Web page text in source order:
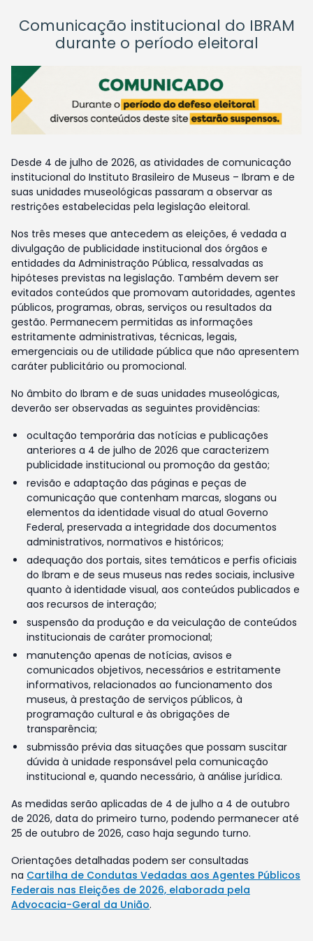
Comunicação institucional do IBRAM
durante o período eleitoral
Desde 4 de julho de 2026, as atividades de comunicação
institucional do Instituto Brasileiro de Museus – Ibram e de
suas unidades museológicas passaram a observar as
restrições estabelecidas pela legislação eleitoral.
Nos três meses que antecedem as eleições, é vedada a
divulgação de publicidade institucional dos órgãos e
entidades da Administração Pública, ressalvadas as
hipóteses previstas na legislação. Também devem ser
evitados conteúdos que promovam autoridades, agentes
públicos, programas, obras, serviços ou resultados da
gestão. Permanecem permitidas as informações
estritamente administrativas, técnicas, legais,
emergenciais ou de utilidade pública que não apresentem
caráter publicitário ou promocional.
No âmbito do Ibram e de suas unidades museológicas,
deverão ser observadas as seguintes providências:
ocultação temporária das notícias e publicações
anteriores a 4 de julho de 2026 que caracterizem
publicidade institucional ou promoção da gestão;
revisão e adaptação das páginas e peças de
comunicação que contenham marcas, slogans ou
elementos da identidade visual do atual Governo
Federal, preservada a integridade dos documentos
administrativos, normativos e históricos;
adequação dos portais, sites temáticos e perfis oficiais
do Ibram e de seus museus nas redes sociais, inclusive
quanto à identidade visual, aos conteúdos publicados e
aos recursos de interação;
suspensão da produção e da veiculação de conteúdos
institucionais de caráter promocional;
manutenção apenas de notícias, avisos e
comunicados objetivos, necessários e estritamente
informativos, relacionados ao funcionamento dos
museus, à prestação de serviços públicos, à
programação cultural e às obrigações de
transparência;
submissão prévia das situações que possam suscitar
dúvida à unidade responsável pela comunicação
institucional e, quando necessário, à análise jurídica.
As medidas serão aplicadas de 4 de julho a 4 de outubro
de 2026, data do primeiro turno, podendo permanecer até
25 de outubro de 2026, caso haja segundo turno.
Orientações detalhadas podem ser consultadas
na Cartilha de Condutas Vedadas aos Agentes Públicos
Federais nas Eleições de 2026, elaborada pela
Advocacia-Geral da União.